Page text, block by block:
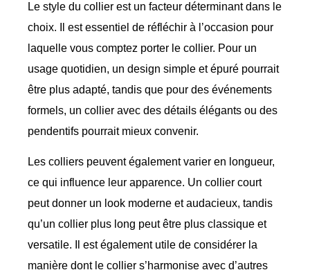
Le style du collier est un facteur déterminant dans le
choix. Il est essentiel de réfléchir à l’occasion pour
laquelle vous comptez porter le collier. Pour un
usage quotidien, un design simple et épuré pourrait
être plus adapté, tandis que pour des événements
formels, un collier avec des détails élégants ou des
pendentifs pourrait mieux convenir.
Les colliers peuvent également varier en longueur,
ce qui influence leur apparence. Un collier court
peut donner un look moderne et audacieux, tandis
qu’un collier plus long peut être plus classique et
versatile. Il est également utile de considérer la
manière dont le collier s’harmonise avec d’autres